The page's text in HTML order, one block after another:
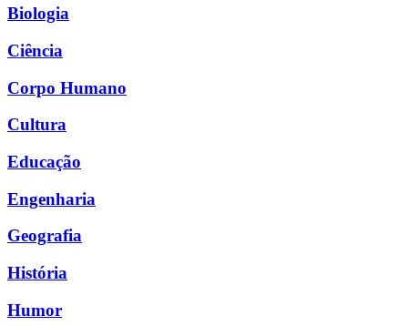
Biologia
Ciência
Corpo Humano
Cultura
Educação
Engenharia
Geografia
História
Humor